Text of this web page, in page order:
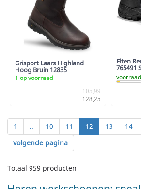
Grisport Laars Highland
Hoog Bruin 12835
1 op voorraad
105,99
128,25
Elten
765491
voorraad
1 .. 10 11 12 13 14
volgende pagina
Totaal 959 producten